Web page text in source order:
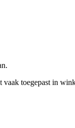
toegepast in